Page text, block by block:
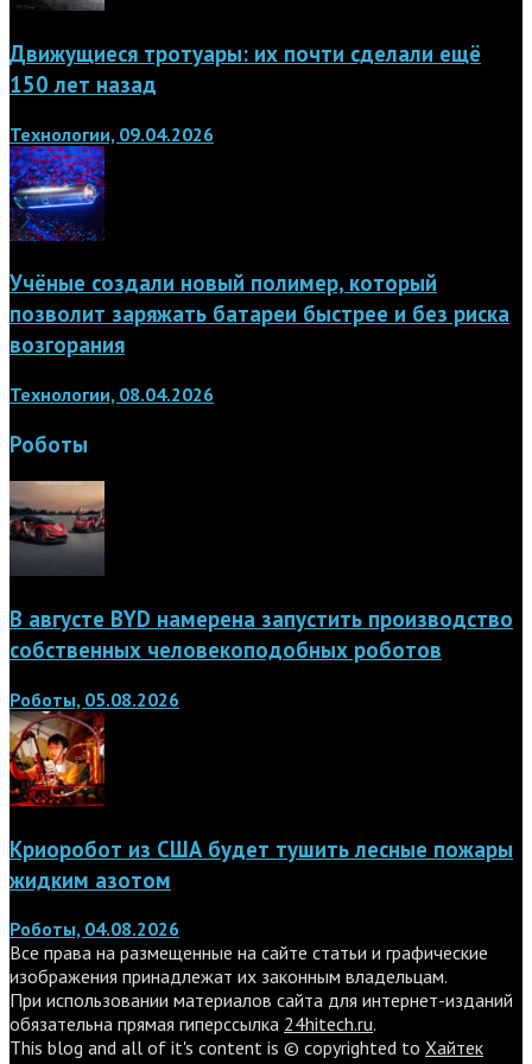
Движущиеся тротуары: их почти сделали ещё
150 лет назад
Технологии, 09.04.2026
Учёные создали новый полимер, который
позволит заряжать батареи быстрее и без риска
возгорания
Технологии, 08.04.2026
Роботы
В августе BYD намерена запустить производство
собственных человекоподобных роботов
Роботы, 05.08.2026
Криоробот из США будет тушить лесные пожары
жидким азотом
Роботы, 04.08.2026
Все права на размещенные на сайте статьи и графические
изображения принадлежат их законным владельцам.
При использовании материалов сайта для интернет-изданий
обязательна прямая гиперссылка 24hitech.ru.
This blog and all of it's content is © copyrighted to Хайтек